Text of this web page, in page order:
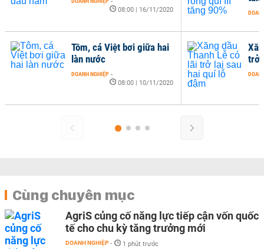
DOANH NGHIỆP
-
giữa hai
Xăng dầu Thanh Lễ có lãi
trở lại sau hai quí lỗ đậm
10:00 | 06/11/2020
Cùng chuyên mục
AgriS củng cố năng lực tiếp cận vốn quốc
tế cho chu kỳ tăng trưởng mới
DOANH NGHIỆP - 1 phút trước